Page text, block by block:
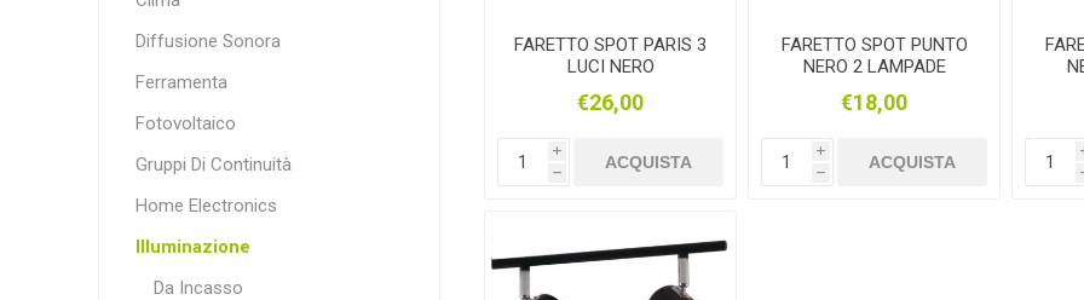
FARETTO SPOT PARIS 3
LUCI NERO
€26,00
i
h
ACQUISTA
FARETTO SPOT PUNTO
NERO 2 LAMPADE
€18,00
i
h
ACQUISTA
Diffusione Sonora
Ferramenta
Fotovoltaico
Gruppi Di Continuità
Home Electronics
Illuminazione
Da Incasso